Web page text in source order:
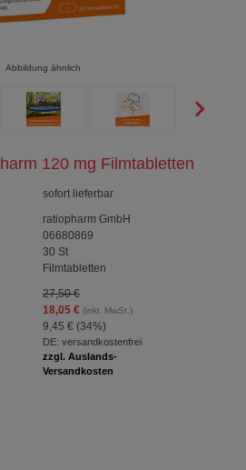
120 mg Filmtabletten
sofort lieferbar
ratiopharm GmbH
06680869
30 St
Filmtabletten
27,50 €
18,05 €(inkl. MwSt.)
9,45 € (34%)
DE: versandkostenfrei
zzgl. Auslands-
Versandkosten
Abbildung ähnlich